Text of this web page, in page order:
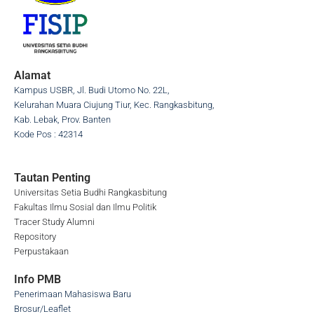
Alamat
Kampus USBR, Jl. Budi Utomo No. 22L,
Kelurahan Muara Ciujung Tiur, Kec. Rangkasbitung,
Kab. Lebak, Prov. Banten
Kode Pos : 42314
Tautan Penting
Universitas Setia Budhi Rangkasbitung
Fakultas Ilmu Sosial dan Ilmu Politik
Tracer Study Alumni
Repository
Perpustakaan
Info PMB
Penerimaan Mahasiswa Baru
Brosur/Leaflet